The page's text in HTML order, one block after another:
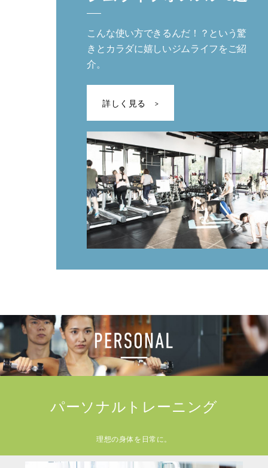
こんな使い方できるんだ！？という驚
きとカラダに嬉しいジムライフをご紹
介。
詳しく見る
パーソナルトレーニング
理想の身体を日常に。